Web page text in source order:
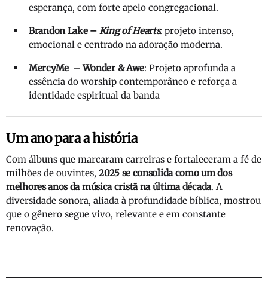
esperança, com forte apelo congregacional.
Brandon Lake – King of Hearts: projeto intenso,
emocional e centrado na adoração moderna.
MercyMe – Wonder & Awe: Projeto aprofunda a
essência do worship contemporâneo e reforça a
identidade espiritual da banda
Um ano para a história
Com álbuns que marcaram carreiras e fortaleceram a fé de
milhões de ouvintes, 2025 se consolida como um dos
melhores anos da música cristã na última década. A
diversidade sonora, aliada à profundidade bíblica, mostrou
que o gênero segue vivo, relevante e em constante
renovação.